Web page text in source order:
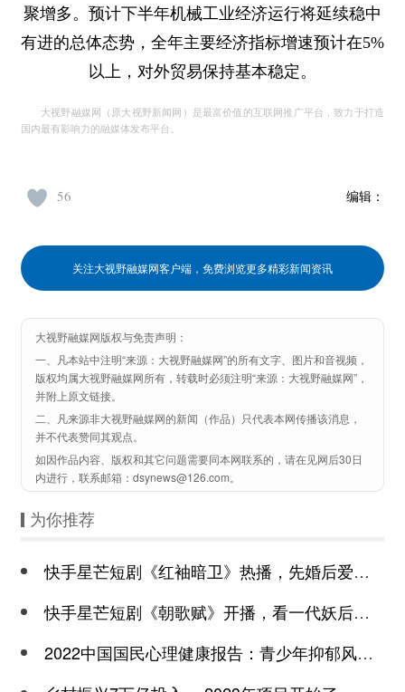
聚增多。预计下半年机械工业经济运行将延续稳中
有进的总体态势，全年主要经济指标增速预计在5%
以上，对外贸易保持基本稳定。
大视野融媒网（原大视野新闻网）是最富价值的互联网推广平台，致力于打造
国内最有影响力的融媒体发布平台。
编辑：
56
关注大视野融媒网客户端，免费浏览更多精彩新闻资讯
大视野融媒网版权与免责声明：
一、凡本站中注明“来源：大视野融媒网”的所有文字、图片和音视频，
版权均属大视野融媒网所有，转载时必须注明“来源：大视野融媒网”，
并附上原文链接。
二、凡来源非大视野融媒网的新闻（作品）只代表本网传播该消息，
并不代表赞同其观点。
如因作品内容、版权和其它问题需要同本网联系的，请在见网后30日
内进行，联系邮箱：dsynews@126.com。
为你推荐
快手星芒短剧《红袖暗卫》热播，先婚后爱诠释别样浪漫
快手星芒短剧《朝歌赋》开播，看一代妖后与心机皇上极限拉扯
2022中国国民心理健康报告：青少年抑郁风险高于成年